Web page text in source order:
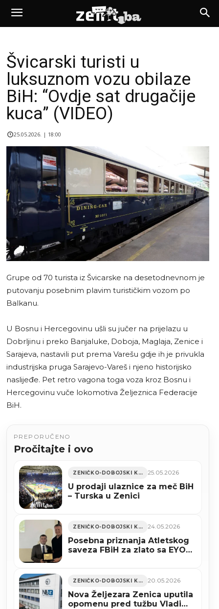
Švicarski turisti u
luksuznom vozu obilaze
BiH: “Ovdje sat drugačije
kuca” (VIDEO)
25.05.2026. | 18:00
Grupe od 70 turista iz Švicarske na desetodnevnom je
putovanju posebnim plavim turističkim vozom po
Balkanu.
U Bosnu i Hercegovinu ušli su jučer na prijelazu u
Dobrljinu i preko Banjaluke, Doboja, Maglaja, Zenice i
Sarajeva, nastavili put prema Varešu gdje ih je privukla
industrijska pruga Sarajevo-Vareš i njeno historijsko
naslijeđe. Pet retro vagona toga voza kroz Bosnu i
Hercegovinu vuče lokomotiva Željeznica Federacije
BiH.
PREPORUČENO
Pročitajte i ovo
ZENIČKO-DOBOJSKI KANTON 25.05.2026
U prodaji ulaznice za meč BiH
– Turska u Zenici
ZENIČKO-DOBOJSKI KANTON 24.05.2026
Posebna priznanja Atletskog
saveza FBiH za zlato sa EYOF-
ZENIČKO-DOBOJSKI KANTON 20.05.2026
Nova Željezara Zenica uputila
opomenu pred tužbu Vladi